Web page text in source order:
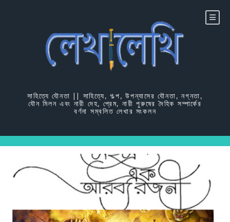
সাহিত্যে যৌনতা || সাহিত্যে, গল্প, উপন্যাসের যৌনতা, নগ্নতা,
যৌন মিলন এবং নারী দেহ, প্রেম, নারী পুরুষের দৈহিক সম্পার্কের
বর্ণনা সম্বলিত লেখার সংকলন